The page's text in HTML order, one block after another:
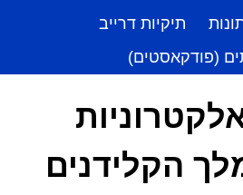
תיקיות דרייב
(פודקאסטים)
הקלידנים